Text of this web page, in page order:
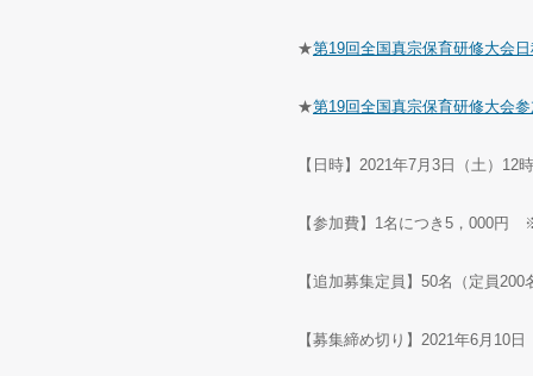
★第19回全国真宗保育研修大会
★第19回全国真宗保育研修大会
【日時】2021年7月3日（土）
【参加費】1名につき5，000円
【追加募集定員】50名（定員
【募集締め切り】2021年6月10日